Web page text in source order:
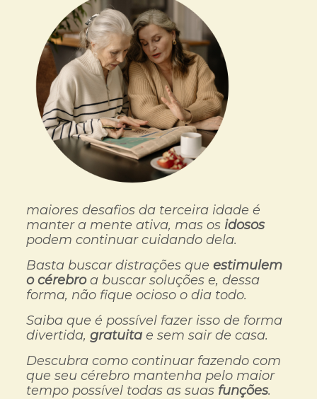
maiores desafios da terceira idade é
manter a mente ativa, mas os idosos
podem continuar cuidando dela.
Basta buscar distrações queestimulem
o cérebroa buscar soluções e, dessa
forma, não fique ocioso o dia todo.
Saiba que é possível fazer isso de forma
divertida,gratuita e sem sair de casa.
Descubra como continuar fazendo com
que seu cérebro mantenha pelo maior
tempo possível todas as suas funções.